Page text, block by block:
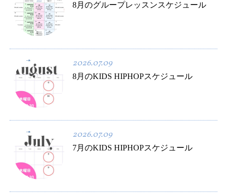
8月のグループレッスンスケジュール
2026.07.09
8月のKIDS HIPHOPスケジュール
2026.07.09
7月のKIDS HIPHOPスケジュール